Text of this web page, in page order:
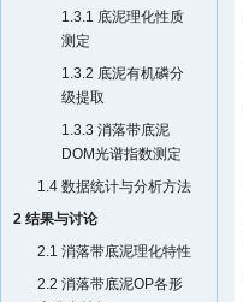
1.3.1 底泥理化性质
测定
1.3.2 底泥有机磷分
级提取
1.3.3 消落带底泥
DOM光谱指数测定
1.4 数据统计与分析方法
2 结果与讨论
2.1 消落带底泥理化特性
2.2 消落带底泥OP各形